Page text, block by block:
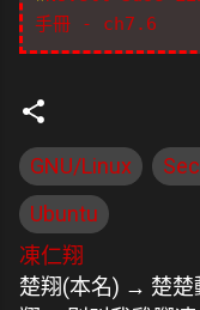
手冊 - ch7.6
GNU/Linux
Ubuntu
凍仁翔
楚翔(本名) → 楚